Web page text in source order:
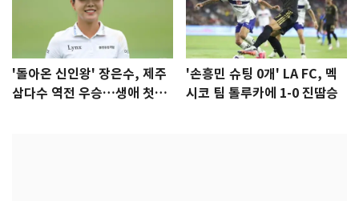
'돌아온 신인왕' 장은수, 제주
삼다수 역전 우승…생애 첫승
'손흥민 슈팅 0개' LA FC, 멕
시코 팀 톨루카에 1-0 진땀승